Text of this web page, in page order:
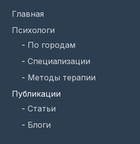
Главная
Психологи
- По городам
- Специализации
- Методы терапии
Публикации
- Статьи
- Блоги